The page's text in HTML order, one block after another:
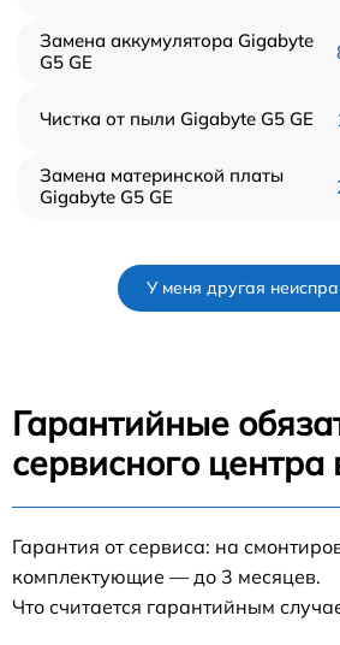
Замена аккумулятора Gigabyte
G5 GE
Чистка от пыли Gigabyte G5 GE
Замена материнской платы
Gigabyte G5 GE
У меня другая
Гарантийные
сервисного
Гарантия от сервиса: на
комплектующие — до 3 месяцев.
Что считается гарантийным